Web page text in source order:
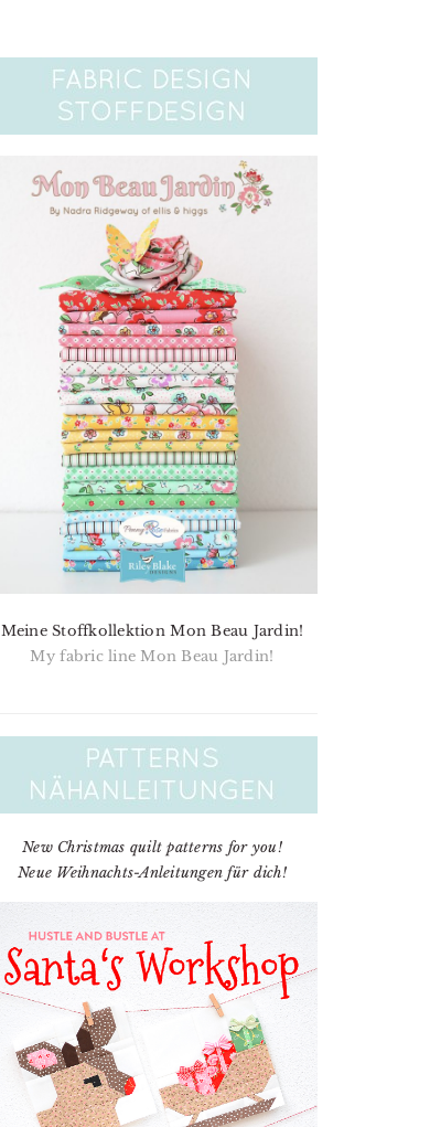
Meine Stoffkollektion Mon Beau Jardin!
My fabric line Mon Beau Jardin!
New Christmas quilt patterns for you!
Neue Weihnachts-Anleitungen für dich!